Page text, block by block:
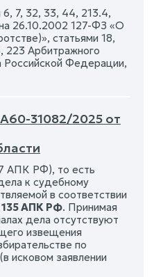
6, 7, 32, 33, 44, 213.4,
26.10.2002 127-ФЗ «О
статьями 18,
223 Арбитражного
Российской Федерации,
31082/2025 от
АПК РФ), то есть
к судебному
в соответствии
135 АПК РФ. Принимая
дела отсутствуют
извещения
по
исковом заявлении